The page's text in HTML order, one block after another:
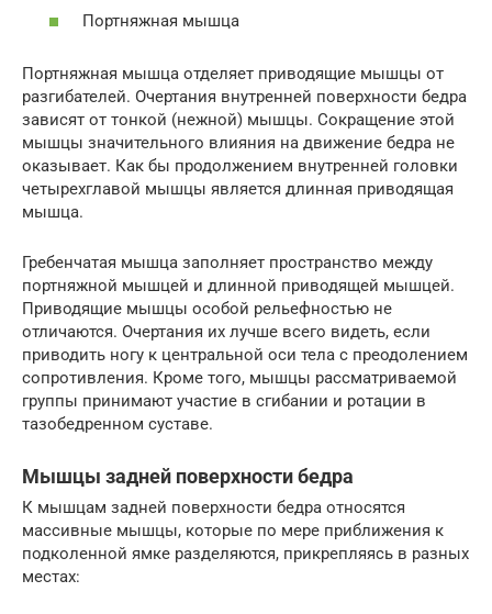
Портняжная мышца
Портняжная мышца отделяет приводящие мышцы от
разгибателей. Очертания внутренней поверхности бедра
зависят от тонкой (нежной) мышцы. Сокращение этой
мышцы значительного влияния на движение бедра не
оказывает. Как бы продолжением внутренней головки
четырехглавой мышцы является длинная приводящая
мышца.
Гребенчатая мышца заполняет пространство между
портняжной мышцей и длинной приводящей мышцей.
Приводящие мышцы особой рельефностью не
отличаются. Очертания их лучше всего видеть, если
приводить ногу к центральной оси тела с преодолением
сопротивления. Кроме того, мышцы рассматриваемой
группы принимают участие в сгибании и ротации в
тазобедренном суставе.
Мышцы задней поверхности бедра
К мышцам задней поверхности бедра относятся
массивные мышцы, которые по мере приближения к
подколенной ямке разделяются, прикрепляясь в разных
местах: